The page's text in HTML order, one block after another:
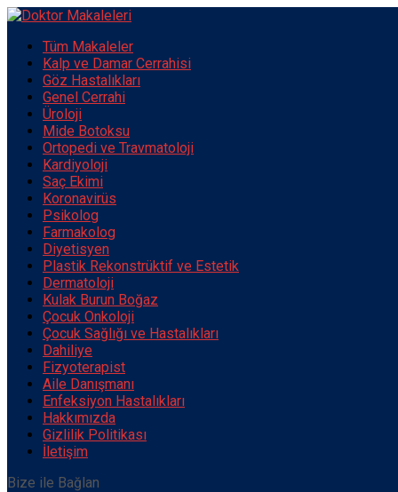
Tüm Makaleler
Kalp ve Damar Cerrahisi
Göz Hastalıkları
Genel Cerrahi
Üroloji
Mide Botoksu
Ortopedi ve Travmatoloji
Kardiyoloji
Saç Ekimi
Koronavirüs
Psikolog
Farmakolog
Diyetisyen
Plastik Rekonstrüktif ve Estetik
Dermatoloji
Kulak Burun Boğaz
Çocuk Onkoloji
Çocuk Sağlığı ve Hastalıkları
Dahiliye
Fizyoterapist
Aile Danışmanı
Enfeksiyon Hastalıkları
Hakkımızda
Gizlilik Politikası
İletişim
Bize ile Bağlan